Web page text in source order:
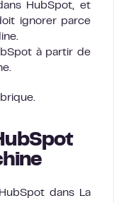
HubSpot, et
ignorer parce
à partir de
dans La